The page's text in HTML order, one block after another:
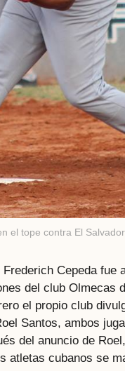
el tope contra El
Cepeda
del club Olmecas
el propio club
Santos, ambos
del anuncio de
atletas cubanos se